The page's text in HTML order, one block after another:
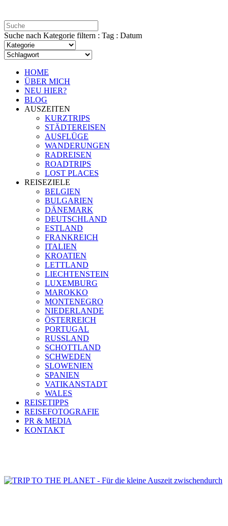
Suche nach Kategorie filtern : Tag : Datum
HOME
ÜBER MICH
NEU HIER?
BLOG
AUSZEITEN
KURZTRIPS
STÄDTEREISEN
AUSFLÜGE
WANDERUNGEN
RADREISEN
ROADTRIPS
LOST PLACES
REISEZIELE
BELGIEN
BULGARIEN
DÄNEMARK
DEUTSCHLAND
ESTLAND
FRANKREICH
ITALIEN
KROATIEN
LETTLAND
LIECHTENSTEIN
LUXEMBURG
MAROKKO
MONTENEGRO
NIEDERLANDE
ÖSTERREICH
PORTUGAL
RUSSLAND
SCHOTTLAND
SCHWEDEN
SLOWENIEN
SPANIEN
VATIKANSTADT
WALES
REISETIPPS
REISEFOTOGRAFIE
PR & MEDIA
KONTAKT